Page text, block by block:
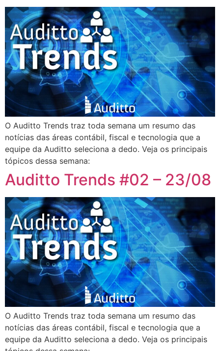
O Auditto Trends traz toda semana um resumo das
notícias das áreas contábil, fiscal e tecnologia que a
equipe da Auditto seleciona a dedo. Veja os principais
tópicos dessa semana:
Auditto Trends #02 – 23/08
O Auditto Trends traz toda semana um resumo das
notícias das áreas contábil, fiscal e tecnologia que a
equipe da Auditto seleciona a dedo. Veja os principais